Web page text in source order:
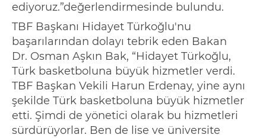
ediyoruz.”değerlendirmesinde bulundu.
TBF Başkanı Hidayet Türkoğlu'nu
başarılarından dolayı tebrik eden Bakan
Dr. Osman Aşkın Bak, “Hidayet Türkoğlu,
Türk basketboluna büyük hizmetler verdi.
TBF Başkan Vekili Harun Erdenay, yine aynı
şekilde Türk basketboluna büyük hizmetler
etti. Şimdi de yönetici olarak bu hizmetleri
sürdürüyorlar. Ben de lise ve üniversite